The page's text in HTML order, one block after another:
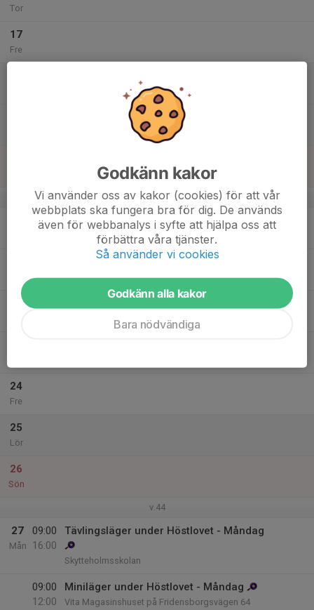
Tor
17
Fre
Östra - LS27154
Match mot Stratos Enköpings BTK: A1
v.43
22
24
Fre
25
Lör
26
Sön
v.44
27
Mån
09:00
16:00
Tävlingsläger under Höstlovet - Måndag
Skytteholmsskolan
09:00
12:00
Miniläger under Höstlovet - Måndag
Vita Magasinshuset på Fridensborgsvägen 64
Godkänn kakor
Vi använder oss av kakor (cookies) för att vår
webbplats ska fungera bra för dig. De används
även för webbanalys i syfte att hjälpa oss att
förbättra våra tjänster.
Så använder vi cookies
Godkänn alla kakor
Bara nödvändiga